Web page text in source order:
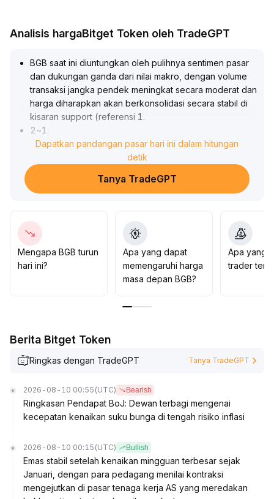
Analisis hargaBitget Token oleh TradeGPT
BGB saat ini diuntungkan oleh pulihnya sentimen pasar
dan dukungan ganda dari nilai makro, dengan volume
transaksi jangka pendek meningkat secara moderat dan
harga diharapkan akan berkonsolidasi secara stabil di
kisaran support (referensi 1 .
2~1 .
3 dolar) sebelum menguji resistance di atasnya.
Dalam jangka menengah dan panjang, seiring dengan
konfirmasi tren industri dan preferensi penataan dana
yang menguat, BGB sebagai aset inti ekosistem memiliki
harga turun, bangun posisi secara bertahap" untuk
menangkap peluang volatilitas yang digerakkan oleh
sentimen, sambil secara fokus melakukan penataan
untuk menyambut siklus kenaikan yang didorong oleh
Dapatkan pandangan pasar hari ini dalam hitungan
detik
Tanya TradeGPT
Mengapa BGB turun
hari ini?
Apa yang dapat
memengaruhi harga
masa depan BGB?
Apa yang
trader
Berita Bitget Token
Ringkas dengan TradeGPT Tanya TradeGPT
2026-08-10 00:55 (UTC) Bearish
Ringkasan Pendapat BoJ: Dewan terbagi mengenai
kecepatan kenaikan suku bunga di tengah risiko inflasi
2026-08-10 00:15 (UTC) Bullish
Emas stabil setelah kenaikan mingguan terbesar sejak
Januari, dengan para pedagang menilai kontraksi
mengejutkan di pasar tenaga kerja AS yang meredakan